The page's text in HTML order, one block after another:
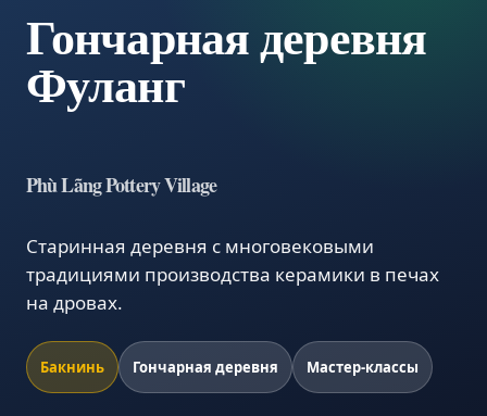
Гончарная деревня
Фуланг
Phù Lãng Pottery Village
Старинная деревня с многовековыми
традициями производства керамики в печах
на дровах.
Бакнинь Гончарная деревня Мастер-классы